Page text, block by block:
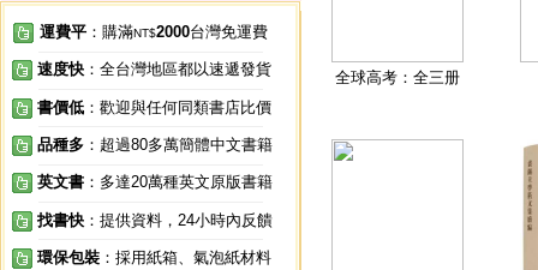
運費平 ：購滿NT$2000台灣免運費
速度快 ：全台灣地區都以速遞發貨
書價低 ：歡迎與任何同類書店比價
品種多 ：超過80多萬簡體中文書籍
英文書 ：多達20萬種英文原版書籍
找書快 ：提供資料，24小時內反饋
環保包裝 ：採用紙箱、氣泡紙材料
全球高考：全三册